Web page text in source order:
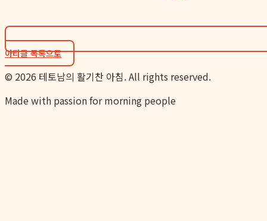
아티클 목록으로
© 2026 테토남의 활기찬 아침. All rights reserved.
Made with passion for morning people